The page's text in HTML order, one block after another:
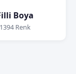
Boya
1394 Renk